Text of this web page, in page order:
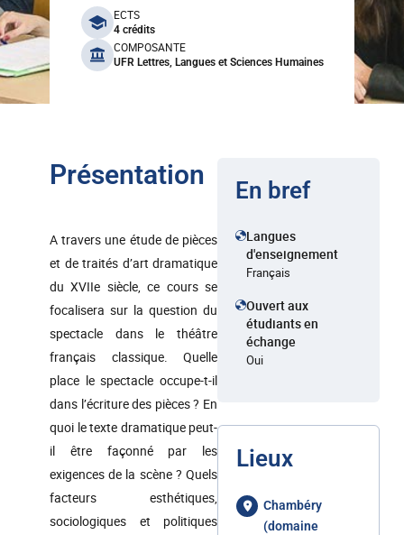
benefits
ECTS
4 crédits
COMPOSANTE
UFR Lettres, Langues et Sciences Humaines
Présentation
A travers une étude de pièces
et de traités d’art dramatique
du XVIIe siècle, ce cours se
focalisera sur la question du
spectacle dans le théâtre
français classique. Quelle
place le spectacle occupe-t-il
dans l’écriture des pièces ? En
quoi le texte dramatique peut-
il être façonné par les
exigences de la scène ? Quels
facteurs esthétiques,
sociologiques et politiques
En bref
Langues
d'enseignement
Français
Ouvert aux
étudiants en
échange
Oui
Lieux
Chambéry
(domaine